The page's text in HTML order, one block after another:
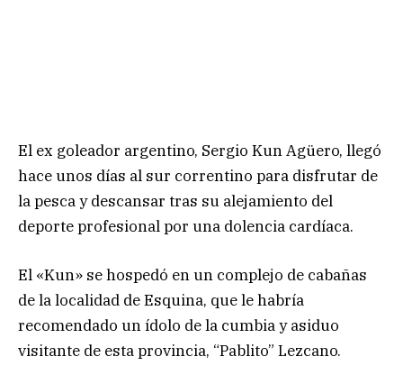
El ex goleador argentino, Sergio Kun Agüero, llegó
hace unos días al sur correntino para disfrutar de
la pesca y descansar tras su alejamiento del
deporte profesional por una dolencia cardíaca.
El «Kun» se hospedó en un complejo de cabañas
de la localidad de Esquina, que le habría
recomendado un ídolo de la cumbia y asiduo
visitante de esta provincia, “Pablito” Lezcano.